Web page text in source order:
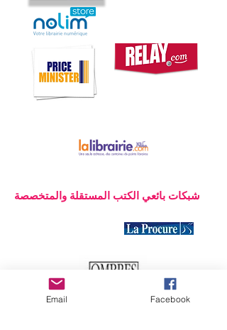
شبكات بائعي الكتب المستقلة والمتخصصة
Email Facebook